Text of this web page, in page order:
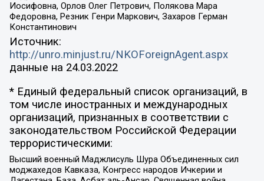
Иосифовна, Орлов Олег Петрович, Полякова Мара
Федоровна, Резник Генри Маркович, Захаров Герман
Константинович
Источник:
http://unro.minjust.ru/NKOForeignAgent.aspx
данные на 24.03.2022
* Единый федеральный список организаций, в
том числе иностранных и международных
организаций, признанных в соответствии с
законодательством Российской Федерации
террористическими:
Высший военный Маджлисуль Шура Объединенных сил
моджахедов Кавказа, Конгресс народов Ичкерии и